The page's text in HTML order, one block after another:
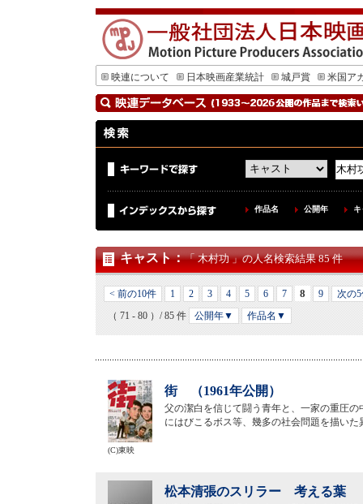
映連について 日本映画産業統計 城戸賞 米国ア
作品名 公開年
キャスト：「 木村功 」の人名検索結果 85 件
< 前の10件 1 2 3 4 5 6 7 8 9
次の
（ 71 - 80 ）/ 85 件
公開年▼ 作品名▼
街 （1961年公開）
父の潔白を信じて闘う青年と、一家の重圧
にはびこるボス等、幾多の社会問題を描いた
(C)東映
松本清張のスリラー 考える葉